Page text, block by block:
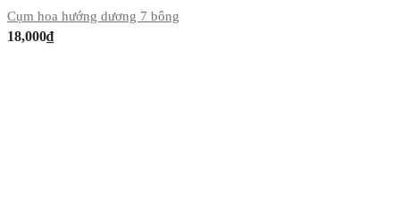
Cụm hoa hướng dương 7 bông
18,000₫